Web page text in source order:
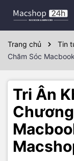
Trang chủ Tin
Chăm Sóc
Tri Ân